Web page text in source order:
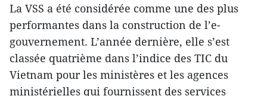
La VSS a été considérée comme une des plus
performantes dans la construction de l’e-
gouvernement. L’année dernière, elle s’est
classée quatrième dans l’indice des TIC du
Vietnam pour les ministères et les agences
ministérielles qui fournissent des services